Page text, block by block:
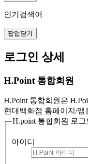
인기검색어
팝업닫기
로그인 상세
H.Point 통합회원
H.Point 통합회원은
현대백화점 홈페이지/앱
H.point 통합회원 로그
아이디